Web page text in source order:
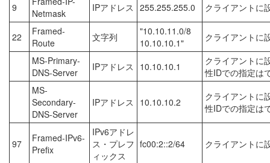
9
Netmask
IPアドレス 255.255.255.0 クライアントに
22
Framed-
Route
文字列
"10.10.11.0/8
10.10.10.1"
クライアントに
MS-Primary-
DNS-Server
IPアドレス 10.10.10.1
クライアントに
性IDでの指定は
MS-
Secondary-
DNS-Server
IPアドレス 10.10.10.2
クライアントに
性IDでの指定は
97
Framed-IPv6-
Prefix
IPv6アドレ
ス・プレフ
ィックス
fc00:2::2/64 クライアントに